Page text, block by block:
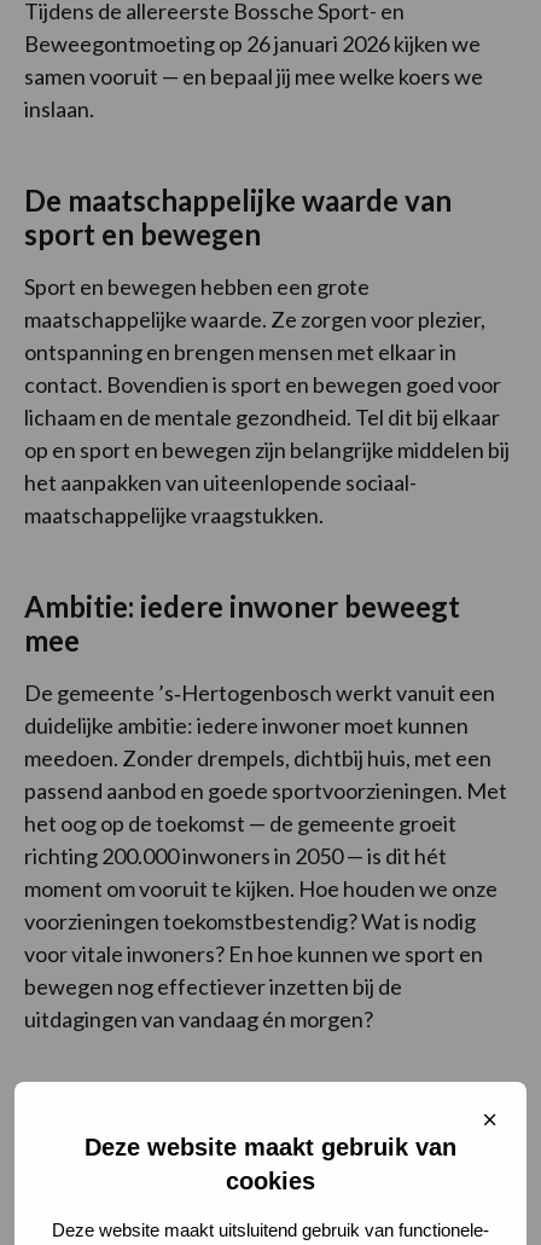
Deze website maakt gebruik van
cookies
Deze website maakt uitsluitend gebruik van functionele-
Sluit
Tijdens de allereerste Bossche Sport- en
Beweegontmoeting op 26 januari 2026 kijken we
samen vooruit — en bepaal jij mee welke koers we
inslaan.
De maatschappelijke waarde van
sport en bewegen
Sport en bewegen hebben een grote
maatschappelijke waarde. Ze zorgen voor plezier,
ontspanning en brengen mensen met elkaar in
contact. Bovendien is sport en bewegen goed voor
lichaam en de mentale gezondheid. Tel dit bij elkaar
op en sport en bewegen zijn belangrijke middelen bij
het aanpakken van uiteenlopende sociaal-
maatschappelijke vraagstukken.
Ambitie: iedere inwoner beweegt
mee
De gemeente ’s‑Hertogenbosch werkt vanuit een
duidelijke ambitie: iedere inwoner moet kunnen
meedoen. Zonder drempels, dichtbij huis, met een
passend aanbod en goede sportvoorzieningen. Met
het oog op de toekomst — de gemeente groeit
richting 200.000 inwoners in 2050 — is dit hét
moment om vooruit te kijken. Hoe houden we onze
voorzieningen toekomstbestendig? Wat is nodig
voor vitale inwoners? En hoe kunnen we sport en
bewegen nog effectiever inzetten bij de
uitdagingen van vandaag én morgen?
Hertogenbosch?
Deze vragen staan centraal tijdens de eerste editie
van de Bossche Sport- en Beweegontmoeting op